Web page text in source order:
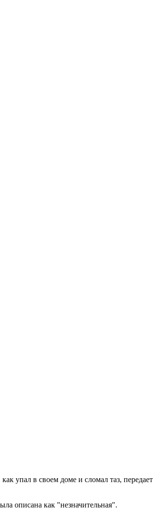
упал в своем доме и сломал таз, передает
описана как "незначительная".